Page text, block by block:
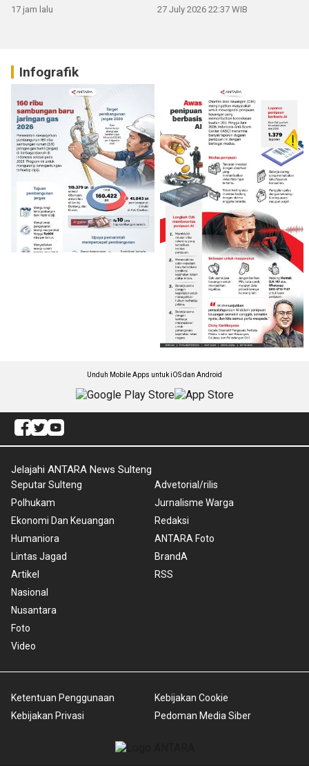
17 jam lalu 27 July 2026 22:37 WIB
Infografik
Unduh Mobile Apps untuk iOS dan Android
Jelajahi ANTARA News Sulteng
Seputar Sulteng
Polhukam
Ekonomi Dan Keuangan
Humaniora
Lintas Jagad
Artikel
Nasional
Nusantara
Foto
Video
Advetorial/rilis
Jurnalisme Warga
Redaksi
ANTARA Foto
BrandA
RSS
Ketentuan Penggunaan
Kebijakan Privasi
Kebijakan Cookie
Pedoman Media Siber